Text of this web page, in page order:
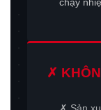
✗
✗ Sản